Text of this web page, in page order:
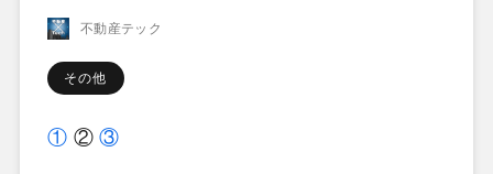
不動産テック
その他
① ②③